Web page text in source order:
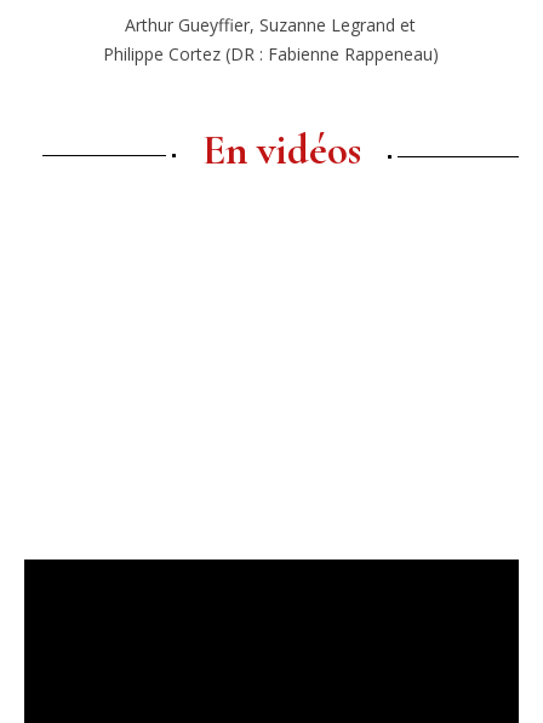
Arthur Gueyffier, Suzanne Legrand et
Philippe Cortez (DR : Fabienne Rappeneau)
En vidéos